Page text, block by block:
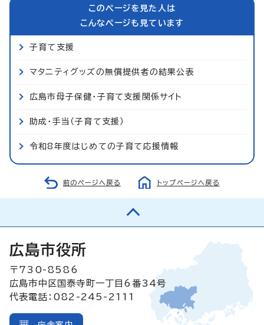
このページを見た人は
こんなページも見ています
子育て支援
マタニティグッズの無償提供者の結果公表
広島市母子保健・子育て支援関係サイト
助成・手当（子育て支援）
令和8年度はじめての子育て応援情報
前のページへ戻る トップページへ戻る
広島市役所
〒730-8586
広島市中区国泰寺町一丁目6番34号
代表電話：082-245-2111